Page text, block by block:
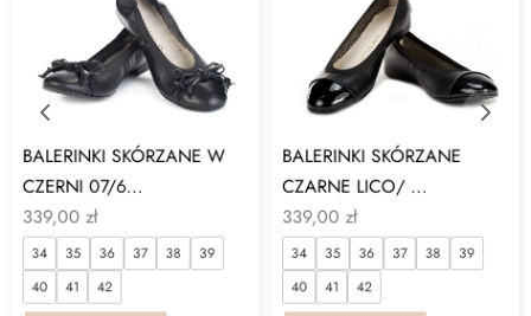
BALERINKI SKÓRZANE W
CZERNI 07/6...
339,00 zł
34 35 36 37 38
39
40
41 42
BALERINKI SKÓRZANE
CZARNE LICO/ ...
339,00 zł
34 35 36 37 38
39
40
41 42